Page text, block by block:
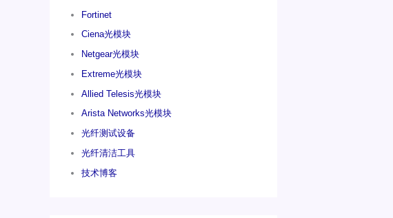
Fortinet
Ciena光模块
Netgear光模块
Extreme光模块
Allied Telesis光模块
Arista Networks光模块
光纤测试设备
光纤清洁工具
技术博客